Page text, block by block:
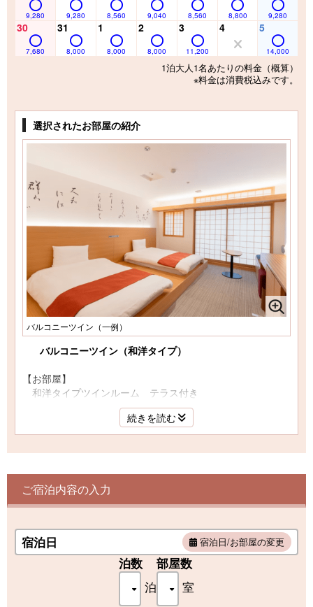
9,280 9,280 8,560 9,040 8,560 8,800 9,280
30
7,680
31
8,000
1
8,000
2
8,000
3
11,200
4 5
14,000
1泊大人1名あたりの料金（概算）
※料金は消費税込みです。
選択されたお部屋の紹介
バルコニーツイン（一例）
バルコニーツイン（和洋タイプ）
【お部屋】
和洋タイプツインルーム テラス付き
テレビ・電話・金庫・冷蔵庫・トイレ（ウォシュレッ
【アメニティ】
館内着・タオル・バスタオル
続きを読む
ご宿泊内容の入力
宿泊日 宿泊日/お部屋の変更
泊数
泊
部屋数
室